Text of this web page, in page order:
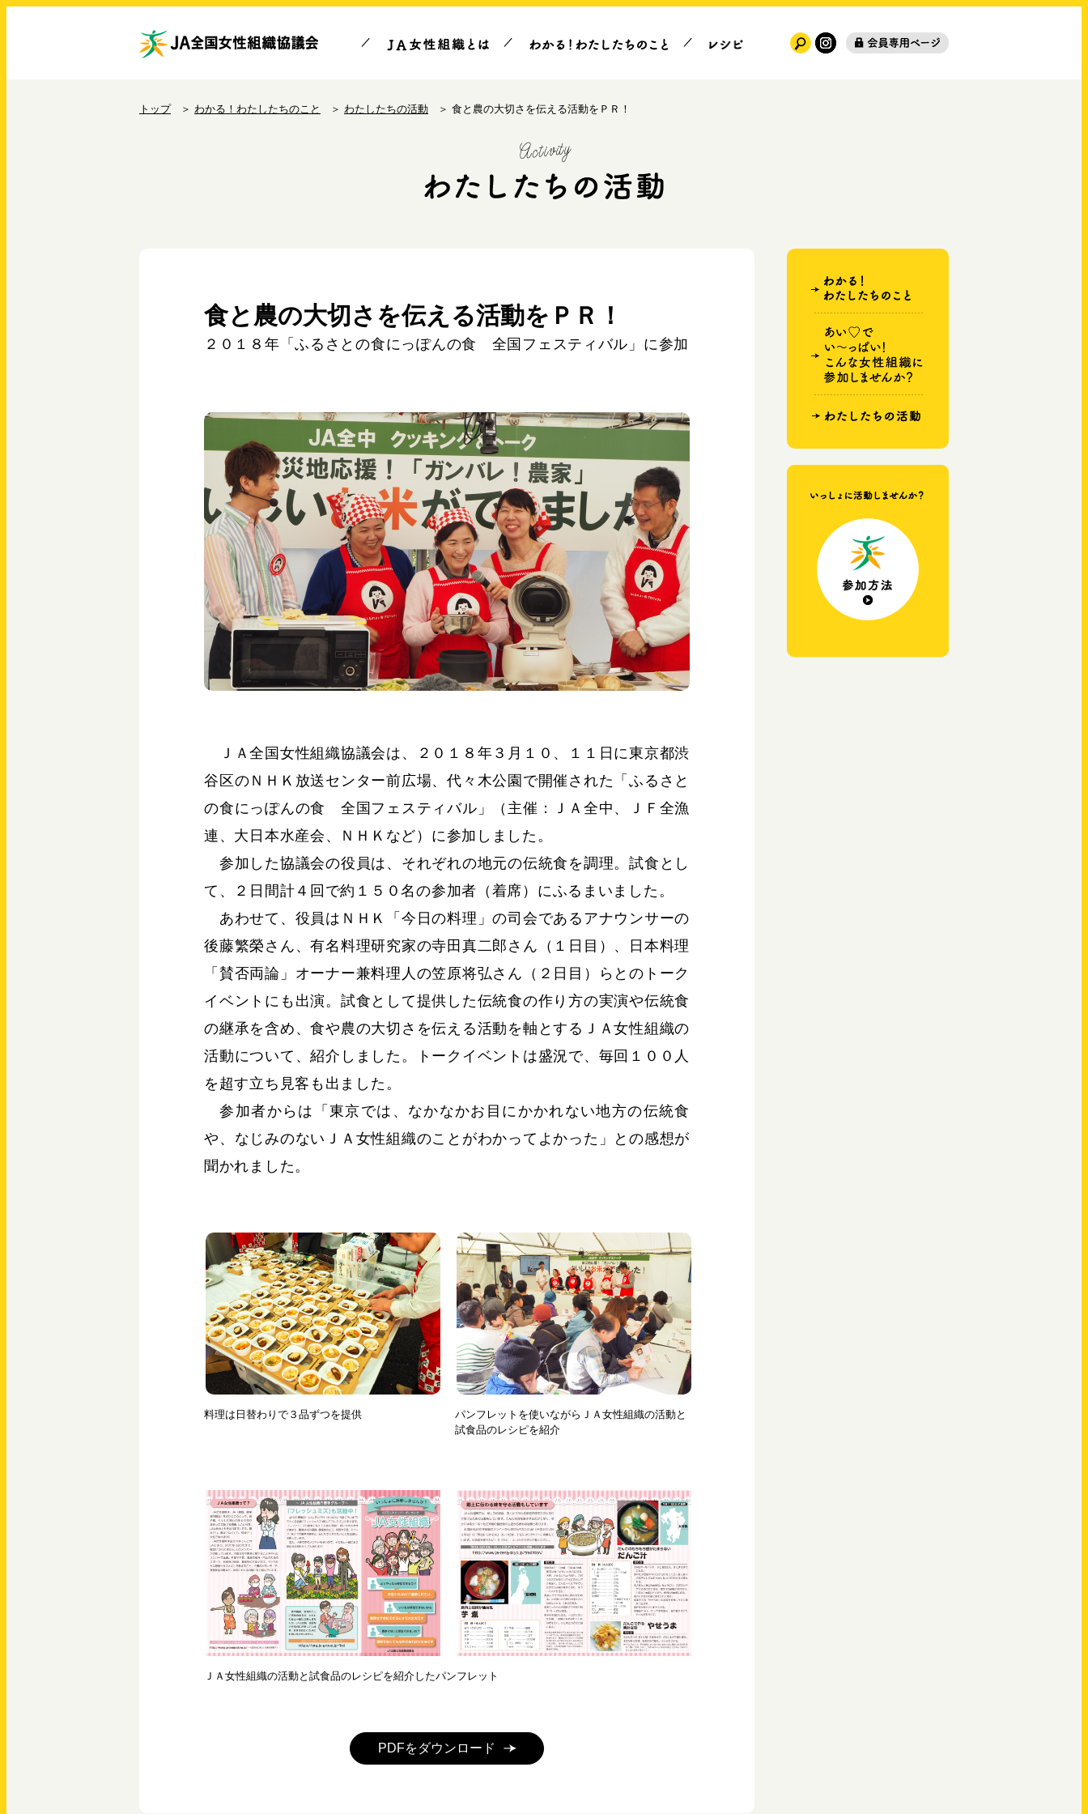
トップ わかる！わたしたちのこと わたしたちの活動 食と農の大切さを伝える活動をＰＲ！
食と農の大切さを伝える活動をＰＲ！
２０１８年「ふるさとの食にっぽんの食 全国フェスティバル」に参加
ＪＡ全国女性組織協議会は、２０１８年３月１０、１１日に東京都渋
谷区のＮＨＫ放送センター前広場、代々木公園で開催された「ふるさと
の食にっぽんの食 全国フェスティバル」（主催：ＪＡ全中、ＪＦ全漁
連、大日本水産会、ＮＨＫなど）に参加しました。
参加した協議会の役員は、それぞれの地元の伝統食を調理。試食とし
て、２日間計４回で約１５０名の参加者（着席）にふるまいました。
あわせて、役員はＮＨＫ「今日の料理」の司会であるアナウンサーの
後藤繁榮さん、有名料理研究家の寺田真二郎さん（１日目）、日本料理
「賛否両論」オーナー兼料理人の笠原将弘さん（２日目）らとのトーク
イベントにも出演。試食として提供した伝統食の作り方の実演や伝統食
の継承を含め、食や農の大切さを伝える活動を軸とするＪＡ女性組織の
活動について、紹介しました。トークイベントは盛況で、毎回１００人
を超す立ち見客も出ました。
参加者からは「東京では、なかなかお目にかかれない地方の伝統食
や、なじみのないＪＡ女性組織のことがわかってよかった」との感想が
聞かれました。
料理は日替わりで３品ずつを提供
パンフレットを使いながらＪＡ女性組織の活動と
試食品のレシピを紹介
ＪＡ女性組織の活動と試食品のレシピを紹介したパンフレット
PDFをダウンロード